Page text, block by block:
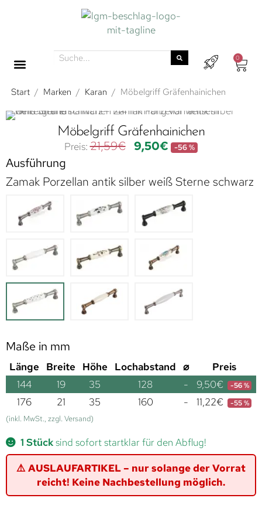
0
Start / Marken / Karan / Möbelgriff Gräfenhainichen
Möbelgriff Gräfenhainichen
21,59€ 9,50€ -56 %
Ausführung
Zamak Porzellan antik silber weiß Sterne schwarz
Maße in mm
Länge Breite Höhe Lochabstand ⌀
Preis
144
19 35 128 - 9,50€ -56 %
176 21 35 160 - 11,22€ -55 %
(inkl. MwSt., zzgl. Versand)
1 Stücksind sofort startklar für den Abflug!
⚠️ AUSLAUFARTIKEL – nur solange der Vorrat
reicht! Keine Nachbestellung möglich.